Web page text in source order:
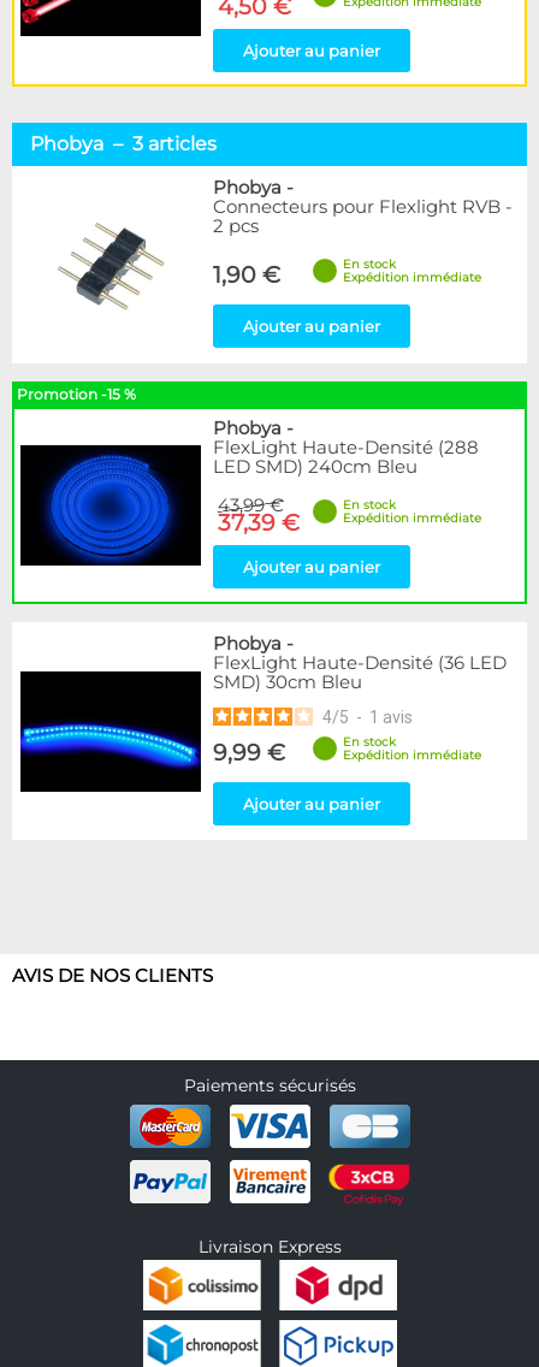
4,50 €
Ajouter au panier
Phobya – 3 articles
Phobya -
Connecteurs pour Flexlight RVB -
2 pcs
1,90 €
En stock
Expédition immédiate
Ajouter au panier
Promotion -15 %
Phobya -
FlexLight Haute-Densité (288
LED SMD) 240cm Bleu
43,99 €
37,39 €
En stock
Expédition immédiate
Ajouter au panier
Phobya -
FlexLight Haute-Densité (36 LED
SMD) 30cm Bleu
4/5 - 1 avis
9,99 €
En stock
Expédition immédiate
Ajouter au panier
AVIS DE NOS CLIENTS
Paiements sécurisés
Livraison Express